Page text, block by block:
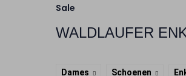
Sale
WALDLAUFER
Dames Schoenen